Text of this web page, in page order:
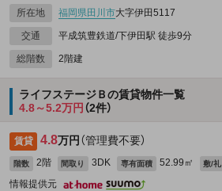
所在地 福岡県田川市大字伊田5117
交通 平成筑豊鉄道/下伊田駅 徒歩9分
総階数 2階建
ライフステージＢの賃貸物件一覧
4.8～5.2万円 （2件）
賃貸 4.8万円 （管理費不要）
階数 2階 間取り 3DK 専有面積 52.99㎡ 敷/礼
情報提供元